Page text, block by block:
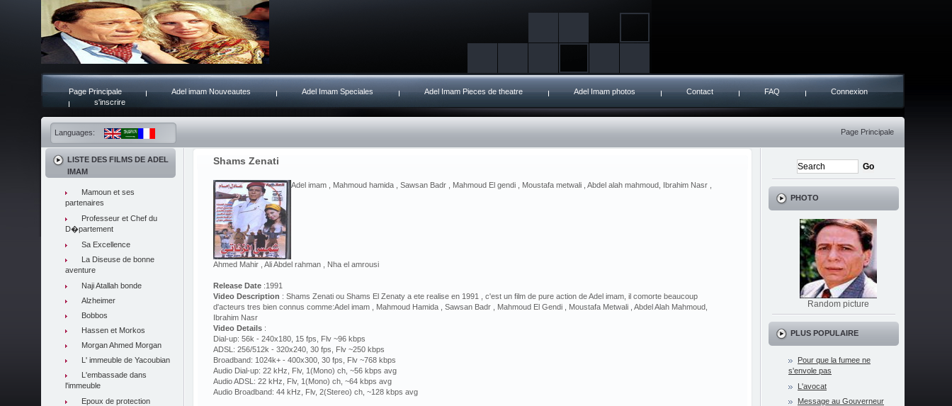
Page Principale Adel imam Nouveautes Adel Imam Speciales Adel Imam Pieces de theatre Adel Imam photos Contact FAQ
Connexion
s'inscrire
Page Principale
Languages:
LISTE DES FILMS DE ADEL
IMAM
Mamoun et ses
partenaires
Professeur et Chef du
D�partement
Sa Excellence
La Diseuse de bonne
aventure
Naji Atallah bonde
Alzheimer
Bobbos
Hassen et Morkos
Morgan Ahmed Morgan
L' immeuble de Yacoubian
L'embassade dans
l'immeuble
Epoux de protection
Shams Zenati
Adel imam , Mahmoud hamida , Sawsan Badr , Mahmoud El gendi , Moustafa metwali , Abdel alah mahmoud, Ibrahim Nasr ,
Ahmed Mahir , Ali Abdel rahman , Nha el amrousi
Release Date :1991
Video Description : Shams Zenati ou Shams El Zenaty a ete realise en 1991 , c'est un film de pure action de Adel imam, il comorte beaucoup
d'acteurs tres bien connus comme:Adel imam , Mahmoud Hamida , Sawsan Badr , Mahmoud El Gendi , Moustafa Metwali , Abdel Alah Mahmoud,
Ibrahim Nasr
Video Details :
Dial-up: 56k - 240x180, 15 fps, Flv ~96 kbps
ADSL: 256/512k - 320x240, 30 fps, Flv ~250 kbps
Broadband: 1024k+ - 400x300, 30 fps, Flv ~768 kbps
Audio Dial-up: 22 kHz, Flv, 1(Mono) ch, ~56 kbps avg
Audio ADSL: 22 kHz, Flv, 1(Mono) ch, ~64 kbps avg
Audio Broadband: 44 kHz, Flv, 2(Stereo) ch, ~128 kbps avg
PHOTO
Random picture
PLUS POPULAIRE
Pour que la fumee ne
s'envole pas
L'avocat
Message au Gouverneur